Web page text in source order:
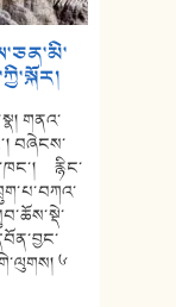
གནའ་
བཞེངས་
རྙིང་
༦